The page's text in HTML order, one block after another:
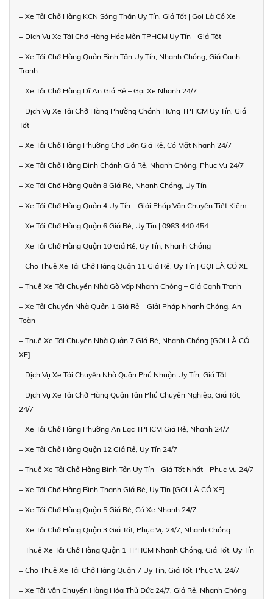
+ Xe Tải Chở Hàng KCN Sóng Thần Uy Tín, Giá Tốt | Gọi Là Có Xe
+ Dịch Vụ Xe Tải Chở Hàng Hóc Môn TPHCM Uy Tín - Giá Tốt
+ Xe Tải Chở Hàng Quận Bình Tân Uy Tín, Nhanh Chóng, Giá Cạnh
Tranh
+ Xe Tải Chở Hàng Dĩ An Giá Rẻ – Gọi Xe Nhanh 24/7
+ Dịch Vụ Xe Tải Chở Hàng Phường Chánh Hưng TPHCM Uy Tín, Giá
Tốt
+ Xe Tải Chở Hàng Phường Chợ Lớn Giá Rẻ, Có Mặt Nhanh 24/7
+ Xe Tải Chở Hàng Bình Chánh Giá Rẻ, Nhanh Chóng, Phục Vụ 24/7
+ Xe Tải Chở Hàng Quận 8 Giá Rẻ, Nhanh Chóng, Uy Tín
+ Xe Tải Chở Hàng Quận 4 Uy Tín – Giải Pháp Vận Chuyển Tiết Kiệm
+ Xe Tải Chở Hàng Quận 6 Giá Rẻ, Uy Tín | 0983 440 454
+ Xe Tải Chở Hàng Quận 10 Giá Rẻ, Uy Tín, Nhanh Chóng
+ Cho Thuê Xe Tải Chở Hàng Quận 11 Giá Rẻ, Uy Tín | GỌI LÀ CÓ XE
+ Thuê Xe Tải Chuyển Nhà Gò Vấp Nhanh Chóng – Giá Cạnh Tranh
+ Xe Tải Chuyển Nhà Quận 1 Giá Rẻ – Giải Pháp Nhanh Chóng, An
Toàn
+ Thuê Xe Tải Chuyển Nhà Quận 7 Giá Rẻ, Nhanh Chóng [GỌI LÀ CÓ
XE]
+ Dịch Vụ Xe Tải Chuyển Nhà Quận Phú Nhuận Uy Tín, Giá Tốt
+ Dịch Vụ Xe Tải Chở Hàng Quận Tân Phú Chuyên Nghiệp, Giá Tốt,
24/7
+ Xe Tải Chở Hàng Phường An Lạc TPHCM Giá Rẻ, Nhanh 24/7
+ Xe Tải Chở Hàng Quận 12 Giá Rẻ, Uy Tín 24/7
+ Thuê Xe Tải Chở Hàng Bình Tân Uy Tín - Giá Tốt Nhất - Phục Vụ 24/7
+ Xe Tải Chở Hàng Bình Thạnh Giá Rẻ, Uy Tín [GỌI LÀ CÓ XE]
+ Xe Tải Chở Hàng Quận 5 Giá Rẻ, Có Xe Nhanh 24/7
+ Xe Tải Chở Hàng Quận 3 Giá Tốt, Phục Vụ 24/7, Nhanh Chóng
+ Thuê Xe Tải Chở Hàng Quận 1 TPHCM Nhanh Chóng, Giá Tốt, Uy Tín
+ Cho Thuê Xe Tải Chở Hàng Quận 7 Uy Tín, Giá Tốt, Phục Vụ 24/7
+ Xe Tải Vận Chuyển Hàng Hóa Thủ Đức 24/7, Giá Rẻ, Nhanh Chóng